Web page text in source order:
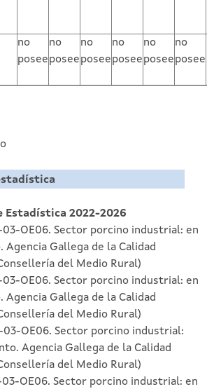
no
posee
no
posee
no
posee
no
posee
no
posee
no
posee
Estadística 2022-2026
03-OE06. Sector porcino industrial: en
Gallega de la Calidad
del Medio Rural)
03-OE06. Sector porcino industrial: en
Gallega de la Calidad
del Medio Rural)
03-OE06. Sector porcino industrial:
Agencia Gallega de la Calidad
del Medio Rural)
03-OE06. Sector porcino industrial: en